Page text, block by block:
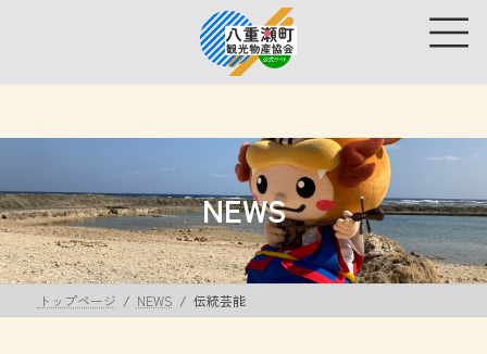
ス
プ
ン
動
NEWS
トップページ NEWS 伝統芸能